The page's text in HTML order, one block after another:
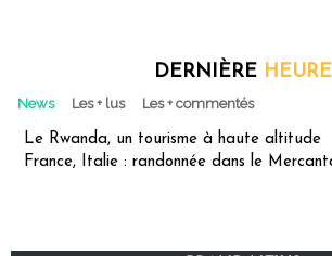
DERNIÈRE HEURE
News Les + lus Les + commentés
Le Rwanda, un tourisme à haute altitude
France, Italie : randonnée dans le